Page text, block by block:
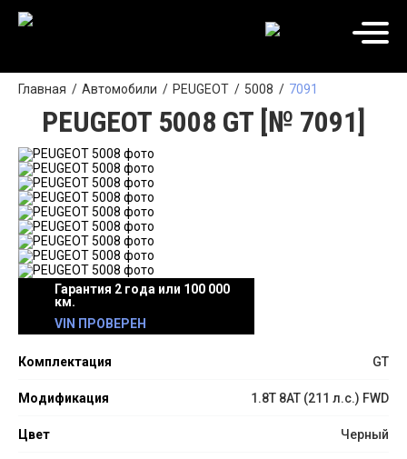
Главная Автомобили PEUGEOT 5008 7091
PEUGEOT 5008 GT [№ 7091]
Гарантия 2 года или 100 000
км.
VIN ПРОВЕРЕН
Комплектация GT
Модификация 1.8T 8AT (211 л.с.) FWD
Цвет Черный